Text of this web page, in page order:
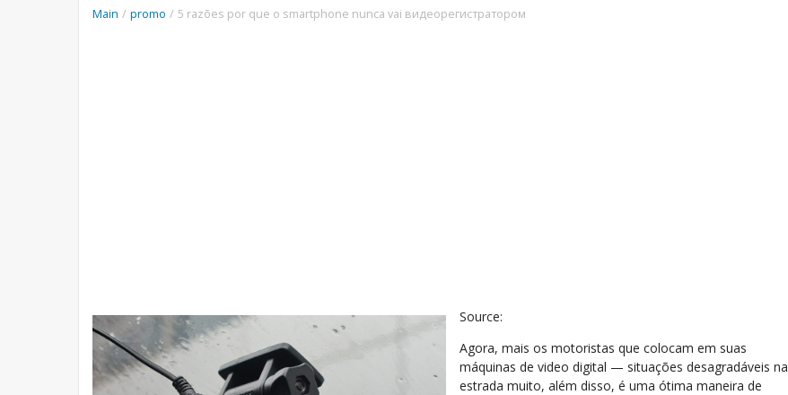
Main / promo / 5 razões por que o smartphone nunca vai видеорегистратором
Source:
Agora, mais os motoristas que colocam em suas
máquinas de video digital — situações desagradáveis na
estrada muito, além disso, é uma ótima maneira de